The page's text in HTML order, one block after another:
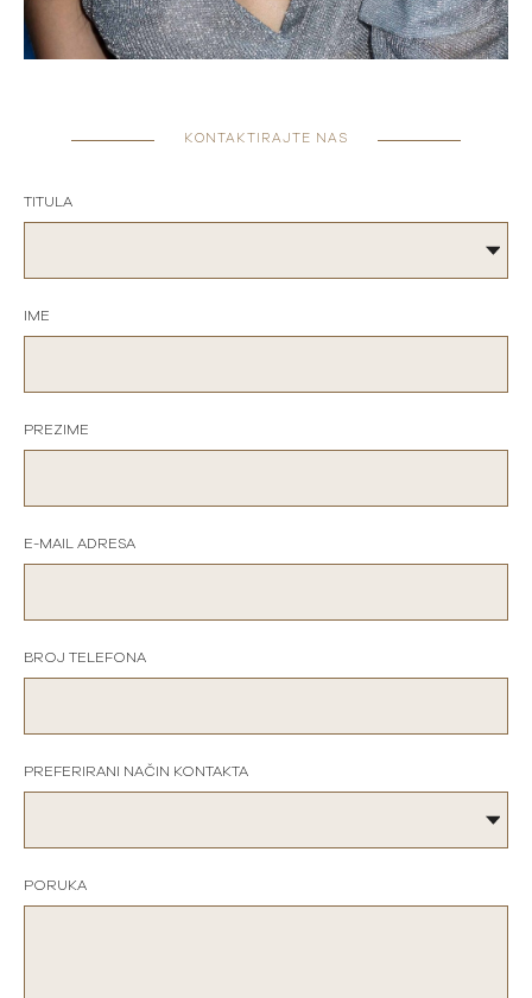
KONTAKTIRAJTE NAS
TITULA
IME
PREZIME
E-MAIL ADRESA
BROJ TELEFONA
PREFERIRANI NAČIN KONTAKTA
PORUKA